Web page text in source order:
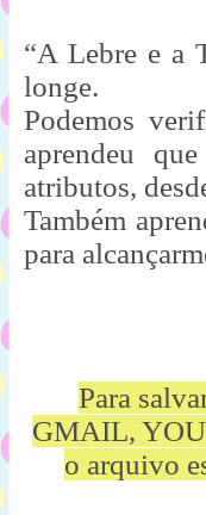
“A Lebre e a
longe.
Podemos
aprendeu
atributos,
Também
para
Para
GMAIL,
o arquivo